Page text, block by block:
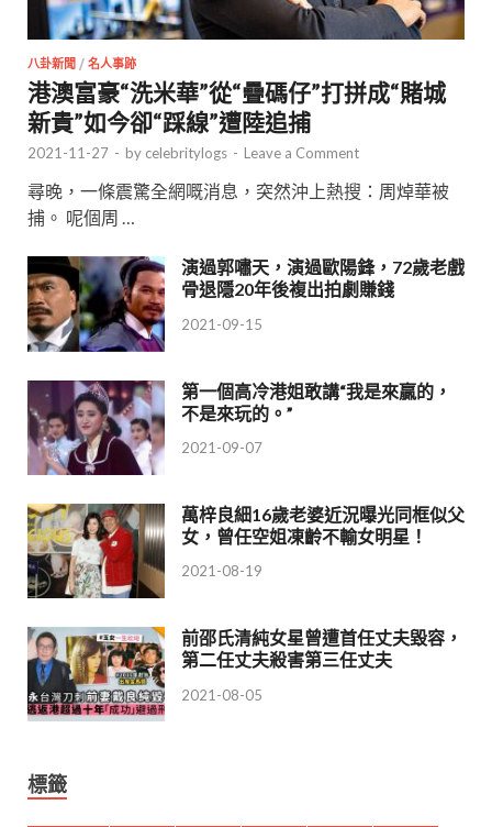
八卦新聞 / 名人事跡
港澳富豪“洗米華”從“疊碼仔”打拼成“賭城
新貴”如今卻“踩線”遭陸追捕
2021-11-27 - by celebritylogs - Leave a Comment
尋晚，一條震驚全網嘅消息，突然沖上熱搜：周焯華被
捕。 呢個周 …
演過郭嘯天，演過歐陽鋒，72歲老戲
骨退隱20年後複出拍劇賺錢
2021-09-15
第一個高冷港姐敢講“我是來贏的，
不是來玩的。”
2021-09-07
萬梓良細16歲老婆近況曝光同框似父
女，曾任空姐凍齡不輸女明星！
2021-08-19
前邵氏清純女星曾遭首任丈夫毀容，
第二任丈夫殺害第三任丈夫
2021-08-05
標籤